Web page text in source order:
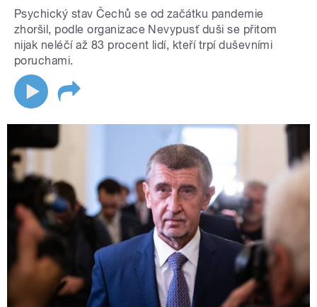
Psychický stav Čechů se od začátku pandemie
zhoršil, podle organizace Nevypusť duši se přitom
nijak neléčí až 83 procent lidí, kteří trpí duševními
poruchami.